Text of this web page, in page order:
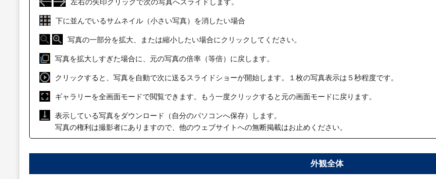
左右の矢印クリックで次の写真へスライドします。
下に並んでいるサムネイル（小さい写真）を消したい場合
写真の一部分を拡大、または縮小したい場合にクリックしてください。
写真を拡大しすぎた場合に、元の写真の倍率（等倍）に戻します。
クリックすると、写真を自動で次に送るスライドショーが開始します。１枚の写真表示は５秒程度です。
ギャラリーを全画面モードで閲覧できます。もう一度クリックすると元の画面モードに戻ります。
表示している写真をダウンロード（自分のパソコンへ保存）します。
写真の権利は撮影者にありますので、他のウェブサイトへの無断掲載はお止めください。
外観全体